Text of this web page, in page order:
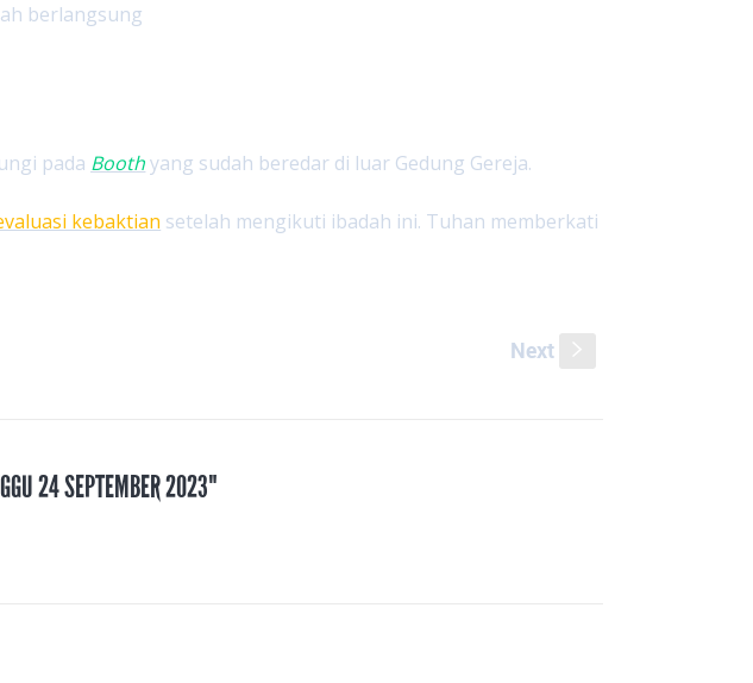
berlangsung
pada Boothyang sudah beredar di luar Gedung Gereja.
kebaktian setelah mengikuti ibadah ini. Tuhan memberkati
Next
24 SEPTEMBER 2023"